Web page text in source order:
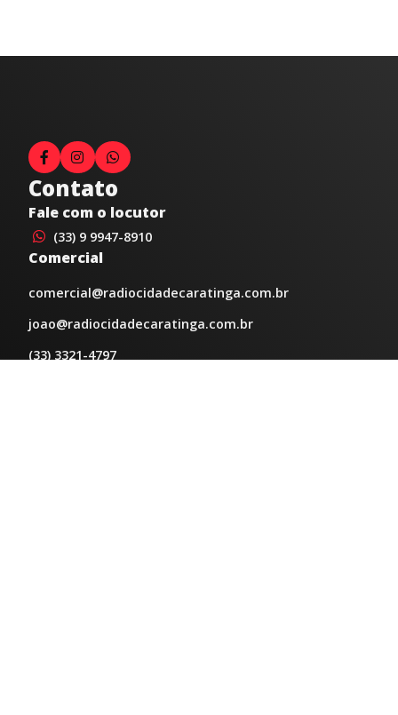
Contato
Fale com o locutor
(33) 9 9947-8910
Comercial
comercial@radiocidadecaratinga.com.br
joao@radiocidadecaratinga.com.br
(33) 3321-4797